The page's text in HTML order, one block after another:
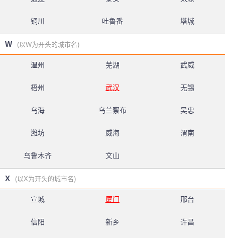
铜川 吐鲁番 塔城
W (以W为开头的城市名)
温州 芜湖 武威
梧州 武汉 无锡
乌海 乌兰察布 吴忠
潍坊 威海 渭南
乌鲁木齐 文山
X (以X为开头的城市名)
宣城 厦门 邢台
信阳 新乡 许昌